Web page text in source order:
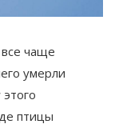
чаще
умерли
птицы